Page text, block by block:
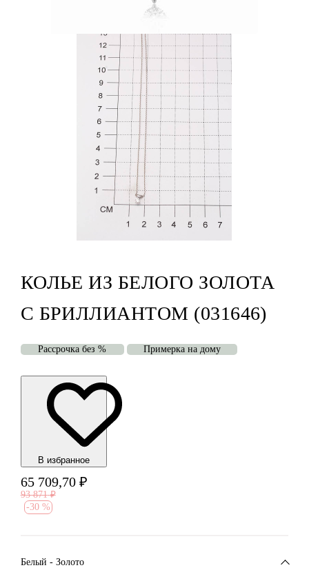
КОЛЬЕ ИЗ БЕЛОГО ЗОЛОТА
С БРИЛЛИАНТОМ (031646)
Рассрочка без % Примерка на дому
В избранноe
65 709,70 ₽
93 871 ₽
-30 %
Белый - Золото